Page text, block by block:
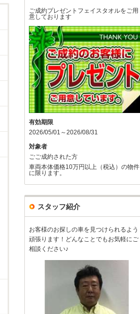
ご成約プレゼントフェイスタオルをご用
意しております
有効期限
2026/05/01～2026/08/31
対象者
ごご成約された方
車両本体価格10万円以上（税込）の物件
に限ります。
スタッフ紹介
お客様のお探しの車を見つけられるよう
頑張ります！どんなことでもお気軽にご
相談ください♪